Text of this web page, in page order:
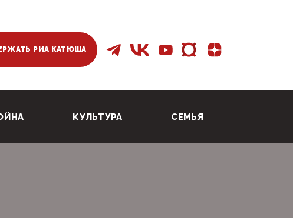
РИА КАТЮША
КУЛЬТУРА СЕМЬЯ